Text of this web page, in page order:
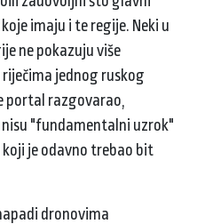
imaju i te regije. Neki u
ne pokazuju više
riječima jednog ruskog
portal razgovarao,
"fundamentalni uzrok"
je odavno trebao bit
dronovima